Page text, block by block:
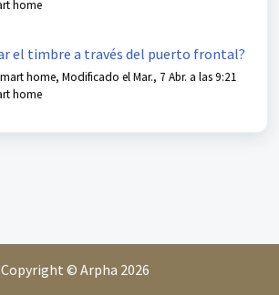
home
el timbre a través del puerto frontal?
home, Modificado el Mar., 7 Abr. a las 9:21
home
Copyright © Arpha 2026